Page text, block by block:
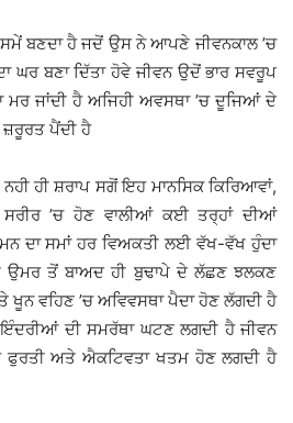
ਬਣਦਾ ਹੈ ਜਦੋਂ ਉਸ ਨੇ ਆਪਣੇ ਜੀਵਨਕਾਲ ’ਚ
ਘਰ ਬਣਾ ਦਿੱਤਾ ਹੋਵੇ ਜੀਵਨ ਉਦੋਂ ਭਾਰ ਸਵਰੂਪ
ਜਾਂਦੀ ਹੈ ਅਜਿਹੀ ਅਵਸਥਾ ’ਚ ਦੂਜਿਆਂ ਦੇ
ਪੈਂਦੀ ਹੈ
ਹੀ ਸ਼ਰਾਪ ਸਗੋਂ ਇਹ ਮਾਨਸਿਕ ਕਿਰਿਆਵਾਂ,
ਸਰੀਰ ’ਚ ਹੋਣ ਵਾਲੀਆਂ ਕਈ ਤਰ੍ਹਾਂ ਦੀਆਂ
ਦਾ ਸਮਾਂ ਹਰ ਵਿਅਕਤੀ ਲਈ ਵੱਖ-ਵੱਖ ਹੁੰਦਾ
ਉਮਰ ਤੋਂ ਬਾਅਦ ਹੀ ਬੁਢਾਪੇ ਦੇ ਲੱਛਣ ਝਲਕਣ
ਵਹਿਣ ’ਚ ਅਵਿਵਸਥਾ ਪੈਦਾ ਹੋਣ ਲੱਗਦੀ ਹੈ
ਦੀ ਸਮਰੱਥਾ ਘਟਣ ਲਗਦੀ ਹੈ ਜੀਵਨ
ਫੁਰਤੀ ਅਤੇ ਐਕਟਿਵਤਾ ਖਤਮ ਹੋਣ ਲਗਦੀ ਹੈ